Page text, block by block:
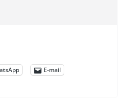
E-mail